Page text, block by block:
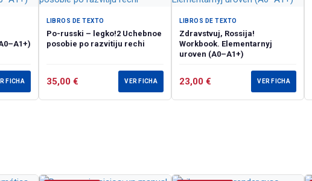
FICHA
LIBROS DE TEXTO
Po-russki – legko!2 Uchebnoe
posobie po razvitiju rechi
35,00 € VER FICHA
LIBROS DE TEXTO
Zdravstvuj, Rossija!
Workbook. Elementarnyj
uroven (А0–А1+)
23,00 € VER FICHA